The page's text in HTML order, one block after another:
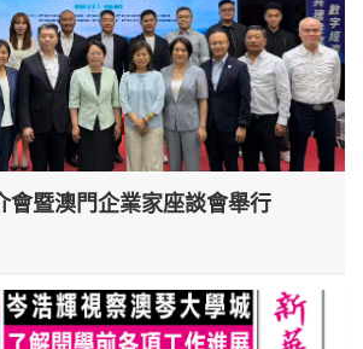
會暨澳門企業家座談會舉行